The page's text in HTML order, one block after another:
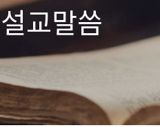
설교말씀